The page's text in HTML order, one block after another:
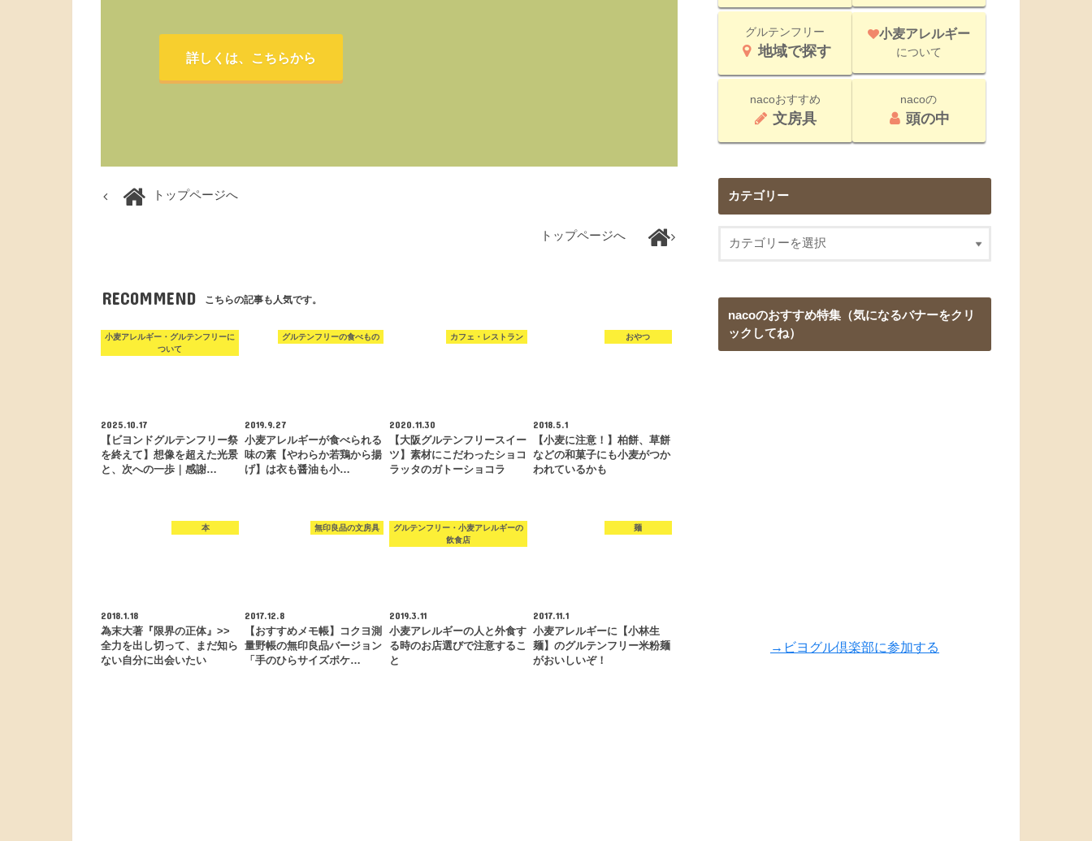
詳しくは、こちらから
トップページへ
トップページへ
RECOMMEND こちらの記事も人気です。
小麦アレルギー・グルテンフリーに
ついて
2025.10.17
【ビヨンドグルテンフリー祭
を終えて】想像を超えた光景
と、次への一歩｜感謝…
グルテンフリーの食べもの
2019.9.27
小麦アレルギーが食べられる
味の素【やわらか若鶏から揚
げ】は衣も醤油も小…
カフェ・レストラン
2020.11.30
【大阪グルテンフリースイー
ツ】素材にこだわったショコ
ラッタのガトーショコラ
おやつ
2018.5.1
【小麦に注意！】柏餅、草餅
などの和菓子にも小麦がつか
われているかも
本
2018.1.18
為末大著『限界の正体』>>
全力を出し切って、まだ知ら
ない自分に出会いたい
無印良品の文房具
2017.12.8
【おすすめメモ帳】コクヨ測
量野帳の無印良品バージョン
「手のひらサイズポケ…
グルテンフリー・小麦アレルギーの
飲食店
2019.3.11
小麦アレルギーの人と外食す
る時のお店選びで注意するこ
と
麺
2017.11.1
小麦アレルギーに【小林生
麺】のグルテンフリー米粉麺
がおいしいぞ！
グルテンフリー
地域で探す
小麦アレルギー
について
nacoおすすめ
文房具
nacoの
頭の中
カテゴリー
nacoのおすすめ特集（気になるバナーをクリ
ックしてね）
→ビヨグル倶楽部に参加する